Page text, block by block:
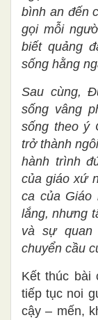
bình an đến
gọi mỗi
biết quảng
sống hằng
Sau cùng,
sống vâng
sống theo ý
trở thành
hành trình
của giáo xứ
ca của Giáo
lắng, nhưng
và sự quan
chuyển cầu
Kết thúc bài
tiếp tục noi
cậy – mến,